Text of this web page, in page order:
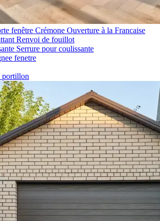
fenêtre Crémone Ouverture à la Francaise
Renvoi de fouillot
Serrure pour coulissante
fenetre